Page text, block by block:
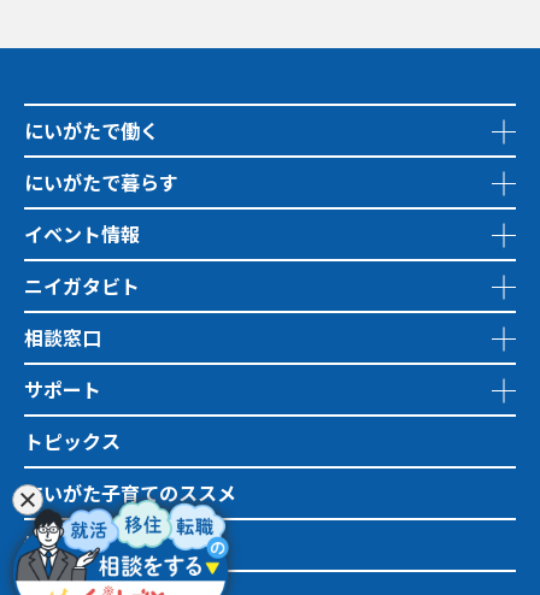
にいがたで働く
にいがたで暮らす
イベント情報
ニイガタビト
相談窓口
サポート
トピックス
にいがた子育てのススメ
地域おこし協力隊